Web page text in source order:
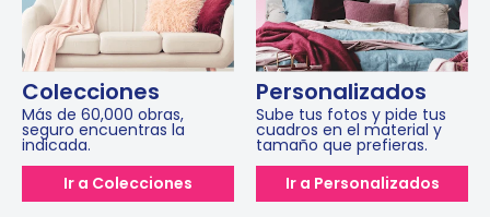
Colecciones
Más de 60,000 obras,
seguro encuentras la
indicada.
Ir a Colecciones
Personalizados
Sube tus fotos y pide tus
cuadros en el material y
tamaño que prefieras.
Ir a Personalizados